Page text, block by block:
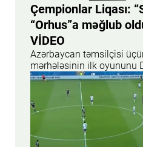
Çempionlar Liqası:
“Orhus”a məğlub
VİDEO
Azərbaycan təmsilçisi
mərhələsinin ilk oyununu